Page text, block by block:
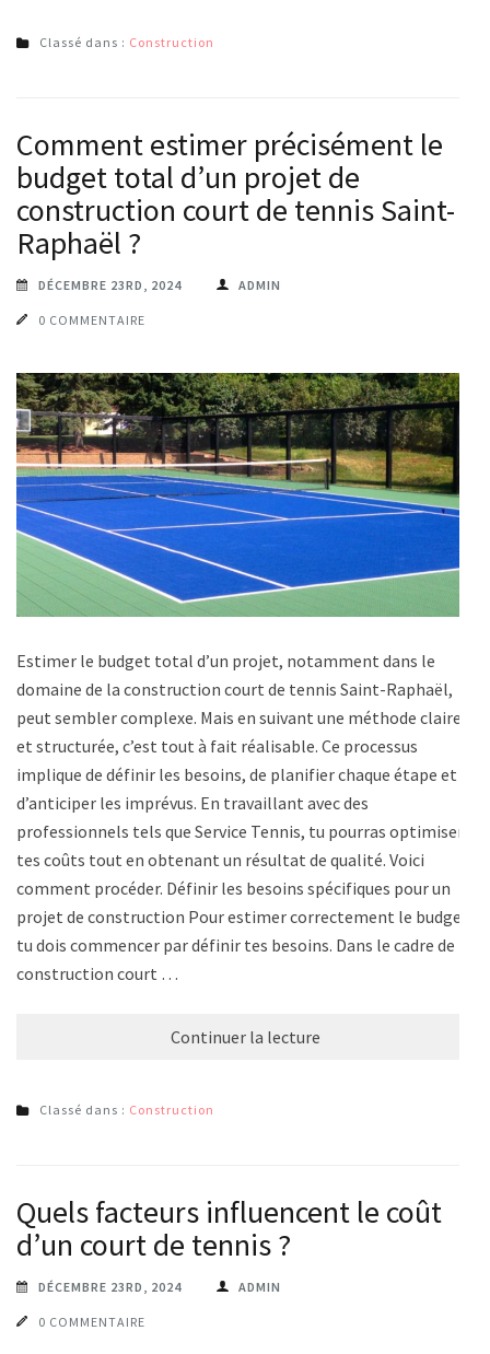
Classé dans : Construction
Comment estimer précisément le
budget total d’un projet de
construction court de tennis Saint-
Raphaël ?
DÉCEMBRE 23RD, 2024 ADMIN
0 COMMENTAIRE
Estimer le budget total d’un projet, notamment dans le
domaine de la construction court de tennis Saint-Raphaël,
peut sembler complexe. Mais en suivant une méthode claire
et structurée, c’est tout à fait réalisable. Ce processus
implique de définir les besoins, de planifier chaque étape et
d’anticiper les imprévus. En travaillant avec des
professionnels tels que Service Tennis, tu pourras optimiser
tes coûts tout en obtenant un résultat de qualité. Voici
comment procéder. Définir les besoins spécifiques pour un
projet de construction Pour estimer correctement le budget,
tu dois commencer par définir tes besoins. Dans le cadre de la
construction court …
Continuer la lecture
Classé dans : Construction
Quels facteurs influencent le coût
d’un court de tennis ?
DÉCEMBRE 23RD, 2024 ADMIN
0 COMMENTAIRE